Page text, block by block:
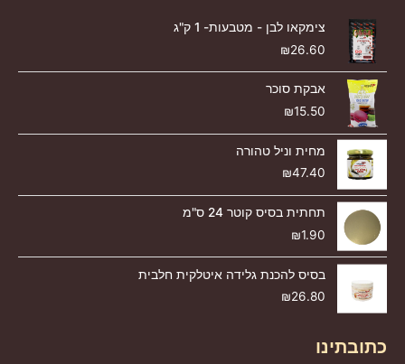
צימקאו לבן - מטבעות- 1 ק"ג
₪26.60
אבקת סוכר
₪15.50
מחית וניל טהורה
₪47.40
תחתית בסיס קוטר 24 ס"מ
₪1.90
בסיס להכנת גלידה איטלקית חלבית
₪26.80
כתובתינו